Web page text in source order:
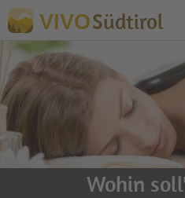
VIVOSüdtirol
Wohin